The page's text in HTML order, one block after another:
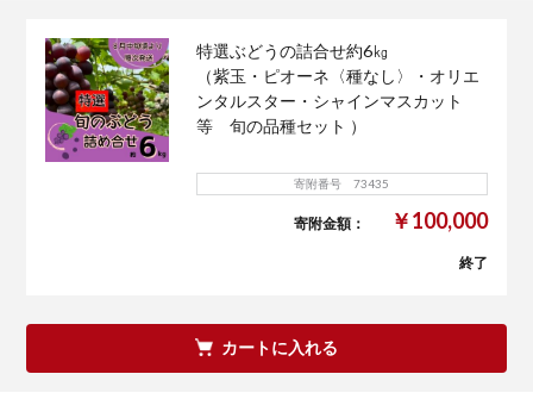
特選ぶどうの詰合せ約6㎏
（紫玉・ピオーネ〈種なし〉・オリエ
ンタルスター・シャインマスカット
等 旬の品種セット ）
寄附番号 73435
寄附金額： ￥100,000
終了
カートに入れる